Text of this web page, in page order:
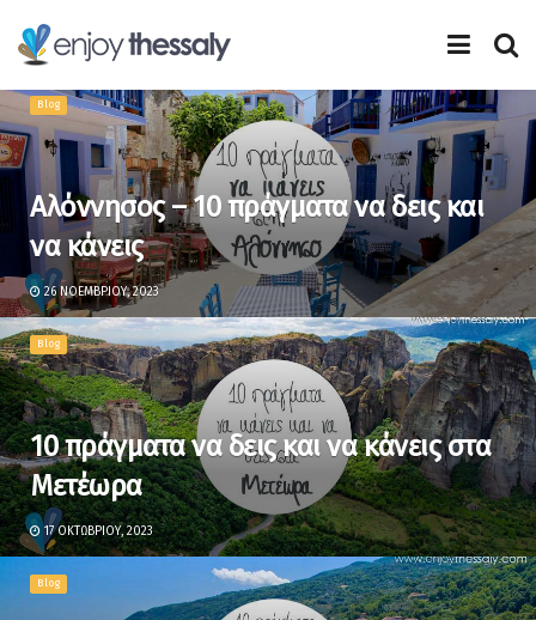
Blog
Αλόννησος – 10 πράγματα να δεις και
να κάνεις
26 ΝΟΕΜΒΡΊΟΥ, 2023
Blog
10 πράγματα να δεις και να κάνεις στα
Μετέωρα
17 ΟΚΤΩΒΡΊΟΥ, 2023
Blog